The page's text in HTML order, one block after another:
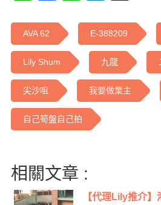
AVA 62 E-388209
Lily Shum 九龍
尖沙咀 我要做業主
自己筍盤自己拍
相關文章 :
【代理Lily推介